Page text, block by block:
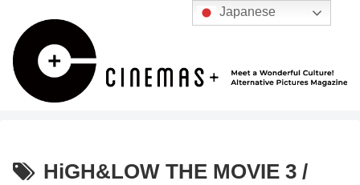
HiGH&LOW THE MOVIE 3 /
Japanese